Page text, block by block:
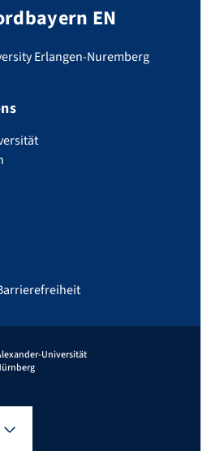
EN
Erlangen-Nuremberg
Universität